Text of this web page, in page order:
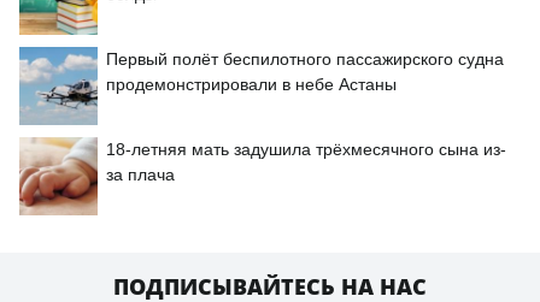
Первый полёт беспилотного пассажирского судна
продемонстрировали в небе Астаны
18-летняя мать задушила трёхмесячного сына из-
за плача
ПОДПИСЫВАЙТЕСЬ НА НАС